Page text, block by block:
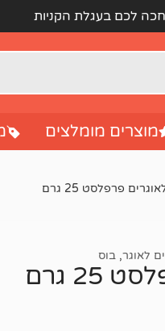
לכם בעגלת הקניות
מוצרים מומלצים
פרפלסט 25 גרם
לאוגר, בוס
גרם